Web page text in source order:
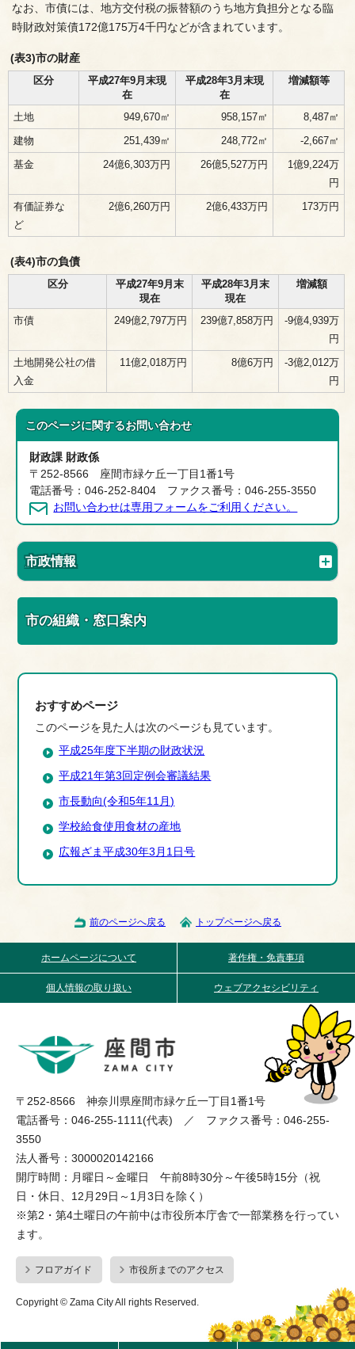
なお、市債には、地方交付税の振替額のうち地方負担分となる臨
時財政対策債172億175万4千円などが含まれています。
(表3)市の財産
区分
平成27年9月末現
在
平成28年3月末現
在
増減額等
土地 949,670㎡ 958,157㎡
8,487㎡
建物
251,439㎡ 248,772㎡
-2,667㎡
基金
24億6,303万円 26億5,527万円
1億9,224万
円
有価証券な
ど
2億6,260万円 2億6,433万円 173万円
(表4)市の負債
区分
平成27年9月末
現在
平成28年3月末
現在
増減額
市債 249億2,797万円 239億7,858万円
-9億4,939万
円
土地開発公社の借
入金
11億2,018万円 8億6万円
-3億2,012万
円
このページに関するお問い合わせ
財政課 財政係
〒252-8566 座間市緑ケ丘一丁目1番1号
電話番号：046-252-8404 ファクス番号：046-255-3550
お問い合わせは専用フォームをご利用ください。
市政情報
市の組織・窓口案内
おすすめページ
このページを見た人は次のページも見ています。
平成25年度下半期の財政状況
平成21年第3回定例会審議結果
市長動向(令和5年11月)
学校給食使用食材の産地
広報ざま平成30年3月1日号
前のページへ戻る トップページへ戻る
ホームページについて 著作権・免責事項
個人情報の取り扱い ウェブアクセシビリティ
〒252-8566 神奈川県座間市緑ケ丘一丁目1番1号
電話番号：046-255-1111(代表) ／ ファクス番号：046-255-
3550
法人番号：3000020142166
開庁時間：月曜日～金曜日 午前8時30分～午後5時15分（祝
日・休日、12月29日～1月3日を除く）
※第2・第4土曜日の午前中は市役所本庁舎で一部業務を行ってい
ます。
フロアガイド 市役所までのアクセス
Copyright © Zama City All rights Reserved.